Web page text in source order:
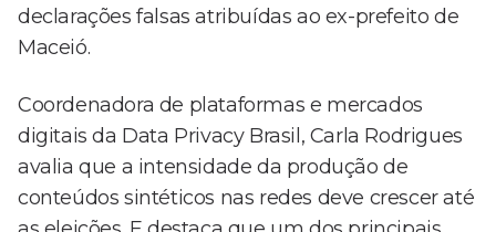
declarações falsas atribuídas ao ex-prefeito de
Maceió.
Coordenadora de plataformas e mercados
digitais da Data Privacy Brasil, Carla Rodrigues
avalia que a intensidade da produção de
conteúdos sintéticos nas redes deve crescer até